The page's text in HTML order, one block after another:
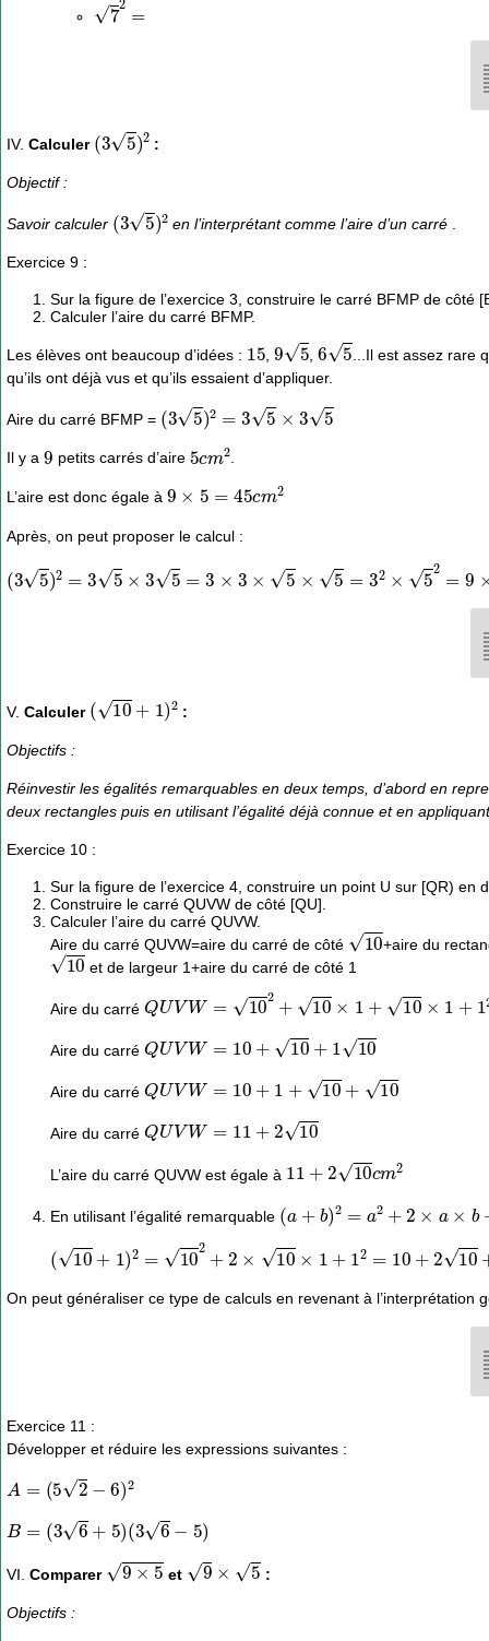
2=
IV. Calculer (3 )2 :
Objectif :
Savoir calculer (3 )2 en l’interprétant comme l’aire d’un carré
Exercice 9 :
Sur la figure de l’exercice 3, construire le carré BFMP de côté
Calculer l’aire du carré BFMP.
Les élèves ont beaucoup d’idées : 15 ,9 ,6
...Il est assez rare
qu’ils ont déjà vus et qu’ils essaient d’appliquer.
Aire du carré BFMP = (3 )2=3 ×3 5
Il y a 9 petits carrés d’aire 5 m2.
L’aire est donc égale à 9 = m
Après, on peut proposer le calcul :
(3 )2=3 ×3 5=3 3× 5× 3 52 ×5
V. Calculer ( 10+1 ) :
Objectifs :
Réinvestir les égalités remarquables en deux temps, d’abord en
deux rectangles puis en utilisant l’égalité déjà connue et en
Exercice 10 :
Sur la figure de l’exercice 4, construire un point U sur [QR) en
Construire le carré QUVW de côté [QU].
Calculer l’aire du carré QUVW.
Aire du carré QUVW=aire du carré de côté
10 +aire du
10 et de largeur 1+aire du carré de côté 1
Aire du carré QUVW= +10× 1 10× 1
Aire du carré QUVW= + 10 + 10
Aire du carré QUVW= + 1 + 10 10
Aire du carré QUVW= + 2 10
L’aire du carré QUVW est égale à 11 2 10 cm2
En utilisant l’égalité remarquable ( )2= 2 ×
( 10+1 =10 ×10 + 10+ 10 =10 1 + 10= 11+
On peut généraliser ce type de calculs en revenant à l’interprétation
Exercice 11 :
Développer et réduire les expressions suivantes :
A 2− 6)2
B= 6+ 5)( 3 −5 )
VI. Comparer ×5 et ×5 :
Objectifs :